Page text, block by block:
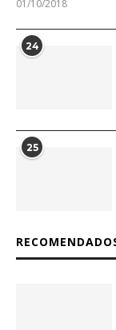
01/10/2018
24
25